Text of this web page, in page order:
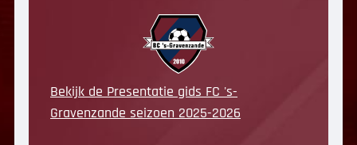
Bekijk de Presentatie gids FC 's-
Gravenzande seizoen 2025-2026